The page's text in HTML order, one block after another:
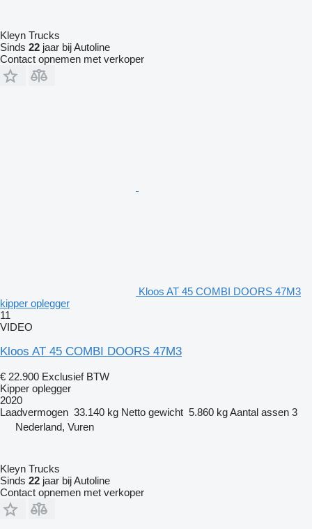
Kleyn Trucks
Sinds 22 jaar bij Autoline
Contact opnemen met verkoper
Kloos AT 45 COMBI DOORS 47M3
kipper oplegger
11
VIDEO
Kloos AT 45 COMBI DOORS 47M3
€ 22.900 Exclusief BTW
Kipper oplegger
2020
Laadvermogen 33.140 kg Netto gewicht 5.860 kgAantal assen 3
Nederland, Vuren
Kleyn Trucks
Sinds 22 jaar bij Autoline
Contact opnemen met verkoper